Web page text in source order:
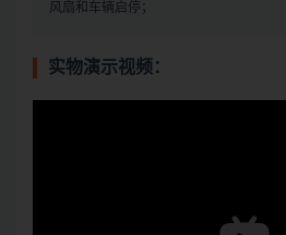
风扇和车辆启停；
实物演示视频：